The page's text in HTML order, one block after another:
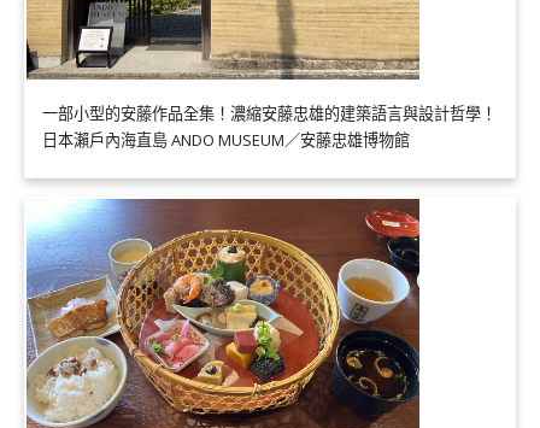
一部小型的安藤作品全集！濃縮安藤忠雄的建築語言與設計哲學！
日本瀨戶內海直島 ANDO MUSEUM／安藤忠雄博物館